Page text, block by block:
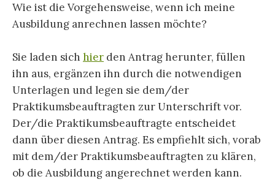
Wie ist die Vorgehensweise, wenn ich meine
Ausbildung anrechnen lassen möchte?
Sie laden sich hier den Antrag herunter, füllen
ihn aus, ergänzen ihn durch die notwendigen
Unterlagen und legen sie dem/der
Praktikumsbeauftragten zur Unterschrift vor.
Der/die Praktikumsbeauftragte entscheidet
dann über diesen Antrag. Es empfiehlt sich, vorab
mit dem/der Praktikumsbeauftragten zu klären,
ob die Ausbildung angerechnet werden kann.